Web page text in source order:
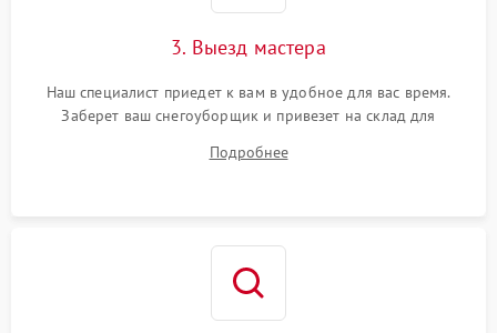
3. Выезд мастера
Наш специалист приедет к вам в удобное для вас время.
Заберет ваш снегоуборщик и привезет на склад для
Подробнее